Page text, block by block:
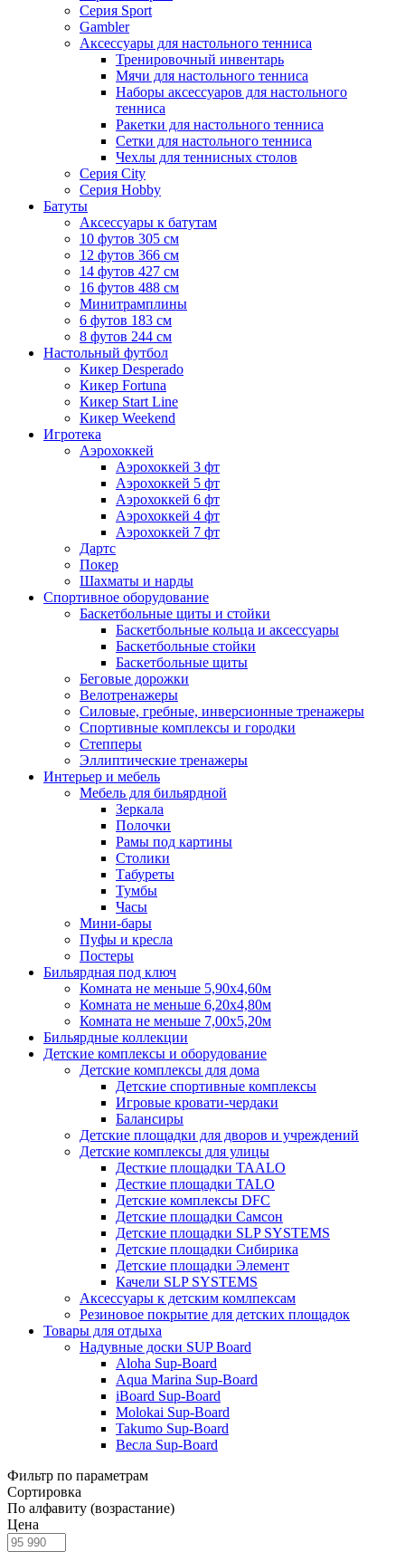
Серия Sport
Gambler
Аксессуары для настольного тенниса
Тренировочный инвентарь
Мячи для настольного тенниса
Наборы аксессуаров для настольного
тенниса
Ракетки для настольного тенниса
Сетки для настольного тенниса
Чехлы для теннисных столов
Серия City
Серия Hobby
Батуты
Аксессуары к батутам
10 футов 305 см
12 футов 366 см
14 футов 427 см
16 футов 488 см
Минитрамплины
6 футов 183 см
8 футов 244 см
Настольный футбол
Кикер Desperado
Кикер Fortuna
Кикер Start Line
Кикер Weekend
Игротека
Аэрохоккей
Аэрохоккей 3 фт
Аэрохоккей 5 фт
Аэрохоккей 6 фт
Аэрохоккей 4 фт
Аэрохоккей 7 фт
Дартс
Покер
Шахматы и нарды
Спортивное оборудование
Баскетбольные щиты и стойки
Баскетбольные кольца и аксессуары
Баскетбольные стойки
Баскетбольные щиты
Беговые дорожки
Велотренажеры
Силовые, гребные, инверсионные тренажеры
Спортивные комплексы и городки
Степперы
Эллиптические тренажеры
Интерьер и мебель
Мебель для бильярдной
Зеркала
Полочки
Рамы под картины
Столики
Табуреты
Тумбы
Часы
Мини-бары
Пуфы и кресла
Постеры
Бильярдная под ключ
Комната не меньше 5,90х4,60м
Комната не меньше 6,20х4,80м
Комната не меньше 7,00х5,20м
Бильярдные коллекции
Детские комплексы и оборудование
Детские комплексы для дома
Детские спортивные комплексы
Игровые кровати-чердаки
Балансиры
Детские площадки для дворов и учреждений
Детские комплексы для улицы
Десткие площадки TAALO
Десткие площадки TALO
Детские комплексы DFC
Детские площадки Самсон
Детские площадки SLP SYSTEMS
Детские площадки Сибирика
Детские площадки Элемент
Качели SLP SYSTEMS
Аксессуары к детским комлпексам
Резиновое покрытие для детских площадок
Товары для отдыха
Надувные доски SUP Board
Aloha Sup-Board
Aqua Marina Sup-Board
iBoard Sup-Board
Molokai Sup-Board
Takumo Sup-Board
Весла Sup-Board
Фильтр по параметрам
Сортировка
По алфавиту (возрастание)
Цена